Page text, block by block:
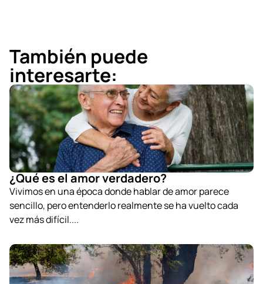
También puede
interesarte:
¿Qué es el amor verdadero?
Vivimos en una época donde hablar de amor parece
sencillo, pero entenderlo realmente se ha vuelto cada
vez más difícil....